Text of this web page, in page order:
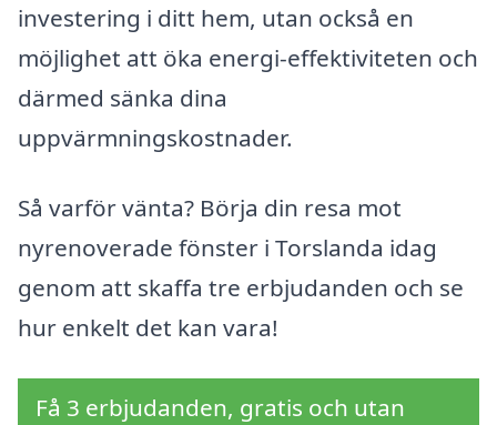
investering i ditt hem, utan också en
möjlighet att öka energi-effektiviteten och
därmed sänka dina
uppvärmningskostnader.
Så varför vänta? Börja din resa mot
nyrenoverade fönster i Torslanda idag
genom att skaffa tre erbjudanden och se
hur enkelt det kan vara!
Få 3 erbjudanden, gratis och utan